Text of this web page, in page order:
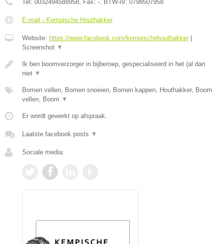
Tel: 0032494588958 , Fax: - , BTW-nr: 0798507958
E-mail › Kempische Houthakker
Website: https://www.facebook.com/kempischehouthakker|
Screenshot ▼
Ik ben boomverzorger in bijberoep, gespecialiseerd in het (al dan
niet ▼
Bomen vellen, Bomen snoeien, Bomen kappen, Houthakker, Boom
vellen, Boom ▼
Er wordt gewerkt op afspraak.
Laatste facebook posts ▼
Sociale media: